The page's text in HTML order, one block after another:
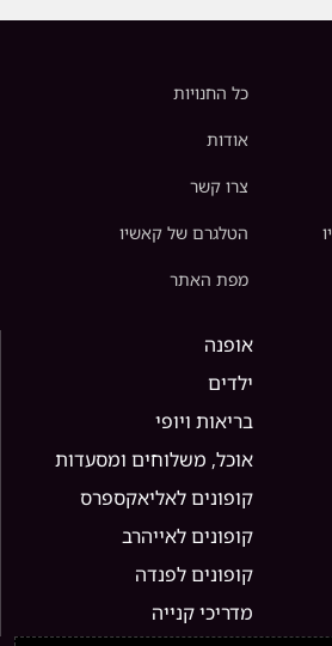
כל החנויות
אודות
צרו קשר
הטלגרם של קאשיו
מפת האתר
אופנה
ילדים
בריאות ויופי
אוכל, משלוחים ומסעדות
קופונים לאליאקספרס
קופונים לאייהרב
קופונים לפנדה
מדריכי קנייה